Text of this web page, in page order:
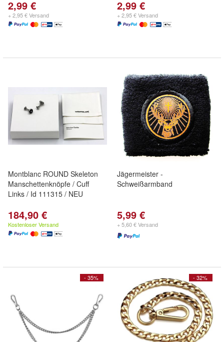
2,99 €
+ 2,95 € Versand
2,99 €
+ 2,95 € Versand
Montblanc ROUND Skeleton
Manschettenknöpfe / Cuff
Links / Id 111315 / NEU
184,90 €
Kostenloser Versand
Jägermeister -
Schweißarmband
5,99 €
+ 5,60 € Versand
- 35% - 32%